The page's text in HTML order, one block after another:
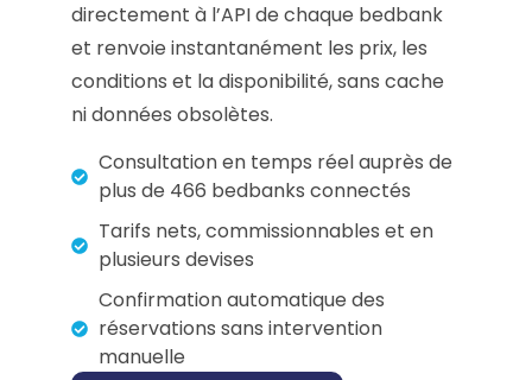
directement à l’API de chaque bedbank
et renvoie instantanément les prix, les
conditions et la disponibilité, sans cache
ni données obsolètes.
Consultation en temps réel auprès de
plus de 466 bedbanks connectés
Tarifs nets, commissionnables et en
plusieurs devises
Confirmation automatique des
réservations sans intervention
manuelle